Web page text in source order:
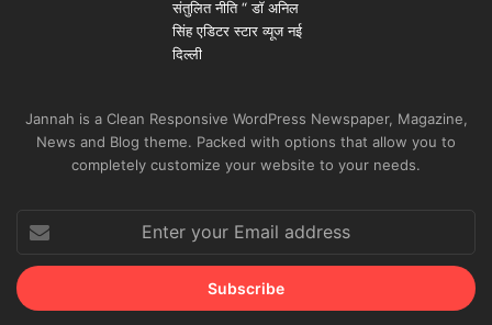
Jannah is a Clean Responsive WordPress Newspaper, Magazine,
News and Blog theme. Packed with options that allow you to
completely customize your website to your needs.
your
Email
address